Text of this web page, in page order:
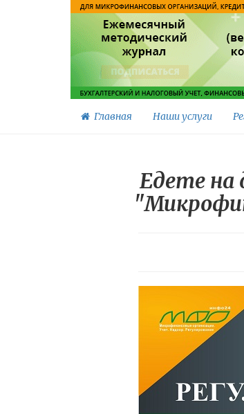
Главная Наши услуги
Едете на